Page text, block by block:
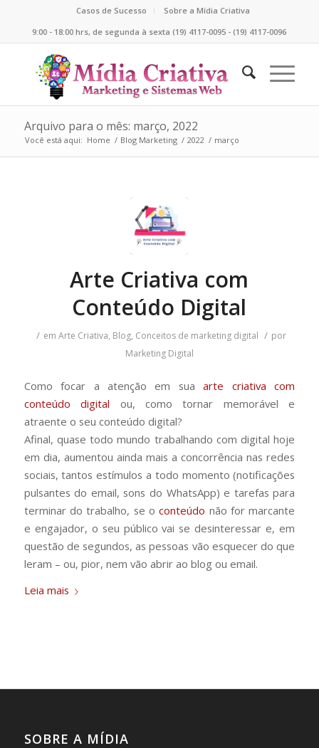
Casos de Sucesso
Sobre a Mídia Criativa
9:00 - 18:00 hrs, de segunda à sexta (19) 4117-0095 - (19) 4117-0096
Arquivo para o mês: março, 2022
Você está aqui: Home / Blog Marketing / 2022 / março
Arte Criativa com
Conteúdo Digital
/ em Arte Criativa, Blog, Conceitos de marketing digital / por
Marketing Digital
Como focar a atenção em suaarte criativa com
conteúdo digital ou, como tornar memorável e
atraente o seu conteúdo digital?
Afinal, quase todo mundo trabalhando com digital hoje
em dia, aumentou ainda mais a concorrência nas redes
sociais, tantos estímulos a todo momento (notificações
pulsantes do email, sons do WhatsApp) e tarefas para
terminar do trabalho, se oconteúdo não for marcante
e engajador, o seu público vai se desinteressar e, em
questão de segundos, as pessoas vão esquecer do que
leram – ou, pior, nem vão abrir ao blog ou email.
Leia mais
SOBRE A MÍDIA